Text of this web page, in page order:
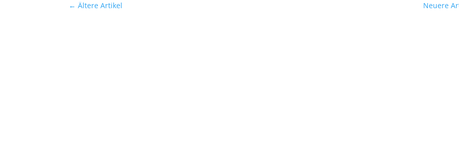
←Ältere Artikel Neuere